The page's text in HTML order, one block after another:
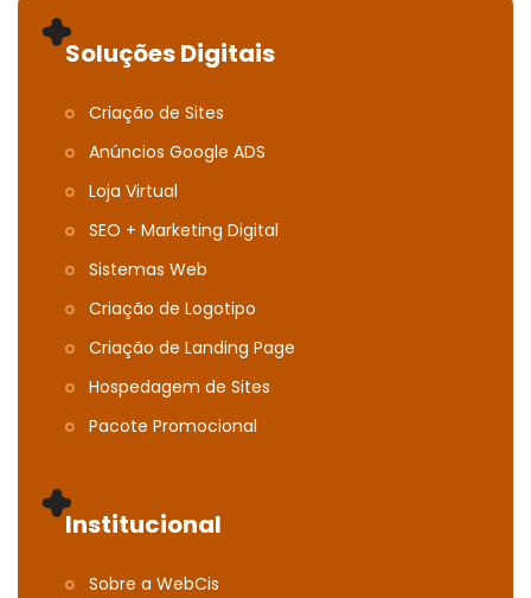
Soluções Digitais
Criação de Sites
Anúncios Google ADS
Loja Virtual
SEO + Marketing Digital
Sistemas Web
Criação de Logotipo
Criação de Landing Page
Hospedagem de Sites
Pacote Promocional
Institucional
Sobre a WebCis